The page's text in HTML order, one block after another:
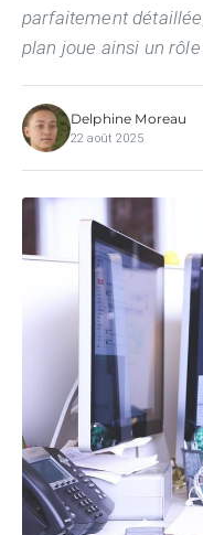
parfaitement
plan joue ainsi un
Delphine Moreau
22 août 2025